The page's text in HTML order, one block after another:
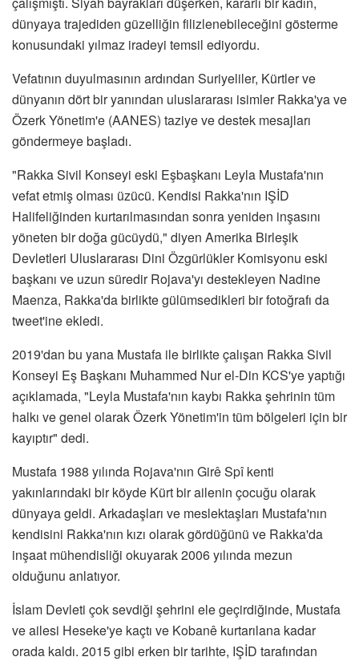
dünyaya trajediden güzelliğin filizlenebileceğini gösterme
konusundaki yılmaz iradeyi temsil ediyordu.
Vefatının duyulmasının ardından Suriyeliler, Kürtler ve
dünyanın dört bir yanından uluslararası isimler Rakka'ya ve
Özerk Yönetim'e (AANES) taziye ve destek mesajları
göndermeye başladı.
"Rakka Sivil Konseyi eski Eşbaşkanı Leyla Mustafa'nın
vefat etmiş olması üzücü. Kendisi Rakka'nın IŞİD
Halifeliğinden kurtarılmasından sonra yeniden inşasını
yöneten bir doğa gücüydü," diyen Amerika Birleşik
Devletleri Uluslararası Dini Özgürlükler Komisyonu eski
başkanı ve uzun süredir Rojava'yı destekleyen Nadine
Maenza, Rakka'da birlikte gülümsedikleri bir fotoğrafı da
tweet'ine ekledi.
2019'dan bu yana Mustafa ile birlikte çalışan Rakka Sivil
Konseyi Eş Başkanı Muhammed Nur el-Din KCS'ye yaptığı
açıklamada, "Leyla Mustafa'nın kaybı Rakka şehrinin tüm
halkı ve genel olarak Özerk Yönetim'in tüm bölgeleri için bir
kayıptır" dedi.
Mustafa 1988 yılında Rojava'nın Girê Spî kenti
yakınlarındaki bir köyde Kürt bir ailenin çocuğu olarak
dünyaya geldi. Arkadaşları ve meslektaşları Mustafa'nın
kendisini Rakka'nın kızı olarak gördüğünü ve Rakka'da
inşaat mühendisliği okuyarak 2006 yılında mezun
olduğunu anlatıyor.
İslam Devleti çok sevdiği şehrini ele geçirdiğinde, Mustafa
ve ailesi Heseke'ye kaçtı ve Kobanê kurtarılana kadar
orada kaldı. 2015 gibi erken bir tarihte, IŞİD tarafından